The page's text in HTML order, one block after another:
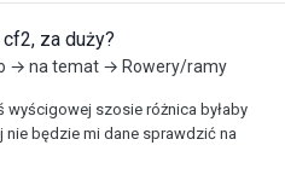
za duży?
→ na temat → Rowery/ramy
wyścigowej szosie różnica byłaby
będzie mi dane sprawdzić na